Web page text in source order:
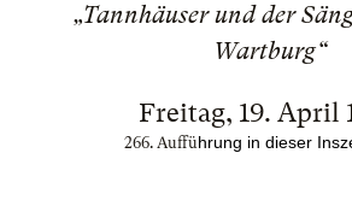
„Tannhäuser und der
Wartburg“
Freitag, 19. April
266. Aufführung in dieser